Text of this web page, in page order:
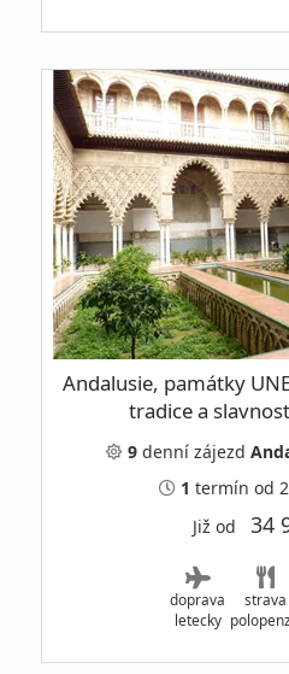
Andalusie, památky
tradice a
9 denní zájezd
1 termín od
Již od 34
doprava
letecky
strava